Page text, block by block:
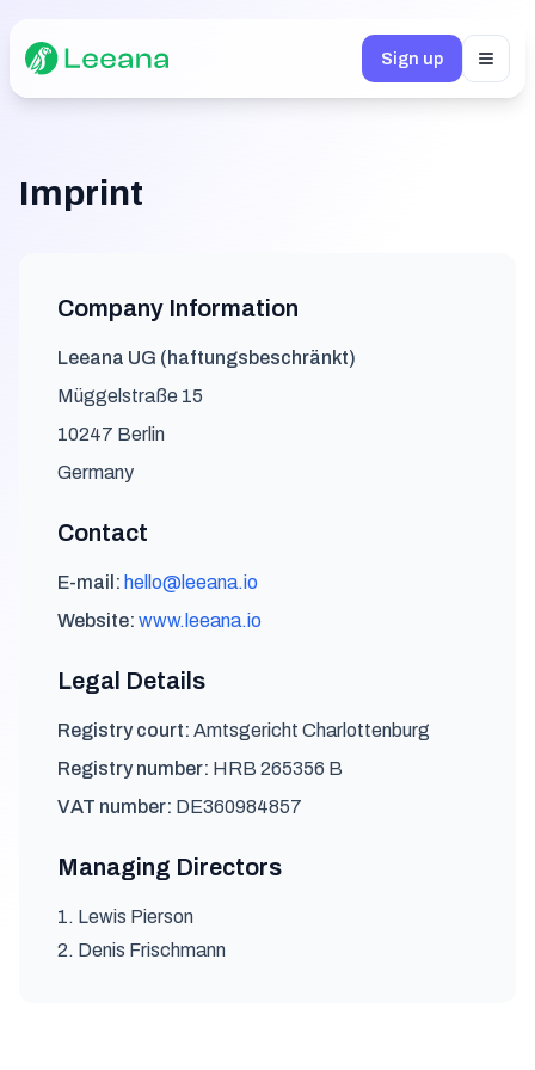
Sign up
Imprint
Company Information
Leeana UG (haftungsbeschränkt)
Müggelstraße 15
10247 Berlin
Germany
Contact
E-mail:hello@leeana.io
Website:www.leeana.io
Legal Details
Registry court:Amtsgericht Charlottenburg
Registry number: HRB 265356 B
VAT number: DE360984857
Managing Directors
1. Lewis Pierson
2. Denis Frischmann